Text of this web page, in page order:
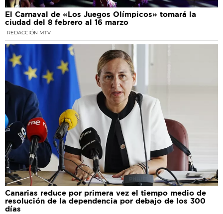
El Carnaval de «Los Juegos Olímpicos» tomará la
ciudad del 8 febrero al 16 marzo
REDACCIÓN MTV
Canarias reduce por primera vez el tiempo medio de
resolución de la dependencia por debajo de los 300
días